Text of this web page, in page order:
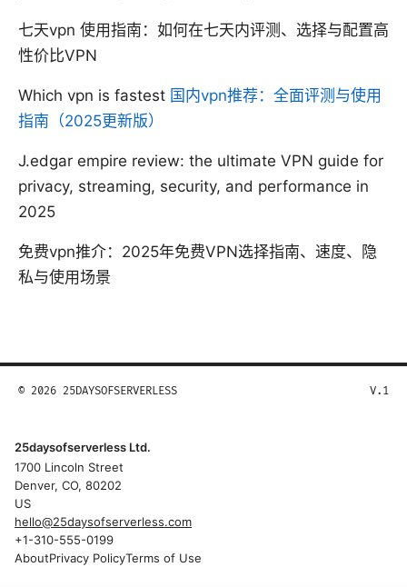
七天vpn 使用指南：如何在七天内评测、选择与配置高
性价比VPN
Which vpn is fastest 国内vpn推荐：全面评测与使用
指南（2025更新版）
J.edgar empire review: the ultimate VPN guide for
privacy, streaming, security, and performance in
2025
免费vpn推介：2025年免费VPN选择指南、速度、隐
私与使用场景
© 2026 25DAYSOFSERVERLESS V.1
25daysofserverless Ltd.
1700 Lincoln Street
Denver, CO, 80202
US
hello@25daysofserverless.com
+1-310-555-0199
AboutPrivacy PolicyTerms of Use